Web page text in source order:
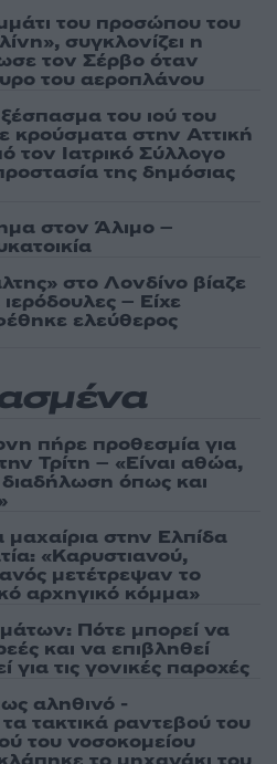
του προσώπου του
συγκλονίζει η
τον Σέρβο όταν
του αεροπλάνου
του ιού του
κρούσματα στην Αττική
τον Ιατρικό Σύλλογο
της δημόσιας
στον Άλιμο –
στο Λονδίνο βίαζε
– Είχε
ελεύθερος
πήρε προθεσμία για
Τρίτη – «Είναι αθώα,
διαδήλωση όπως και
στην Ελπίδα
«Καρυστιανού,
μετέτρεψαν το
αρχηγικό κόμμα»
Πότε μπορεί να
και να επιβληθεί
για τις γονικές παροχές
αληθινό -
τακτικά ραντεβού του
του νοσοκομείου